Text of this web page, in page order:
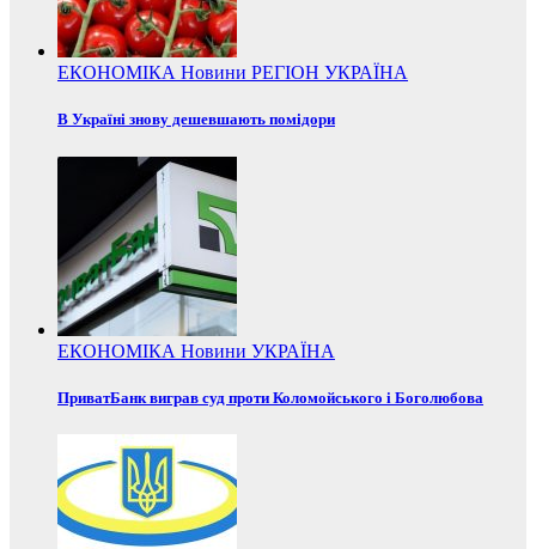
ЕКОНОМІКА Новини РЕГІОН УКРАЇНА
В Україні знову дешевшають помідори
ЕКОНОМІКА Новини УКРАЇНА
ПриватБанк виграв суд проти Коломойського і Боголюбова